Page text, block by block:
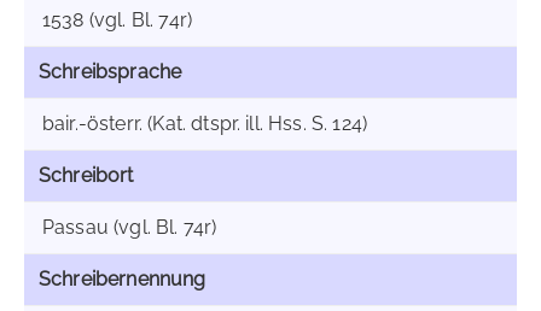
1538 (vgl. Bl. 74r)
Schreibsprache
bair.-österr. (Kat. dtspr. ill. Hss. S. 124)
Schreibort
Passau (vgl. Bl. 74r)
Schreibernennung